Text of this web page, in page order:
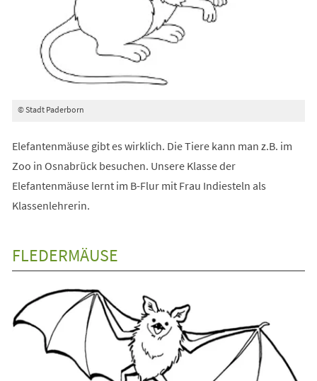
© Stadt Paderborn
Elefantenmäuse gibt es wirklich. Die Tiere kann man z.B. im
Zoo in Osnabrück besuchen. Unsere Klasse der
Elefantenmäuse lernt im B-Flur mit Frau Indiesteln als
Klassenlehrerin.
FLEDERMÄUSE